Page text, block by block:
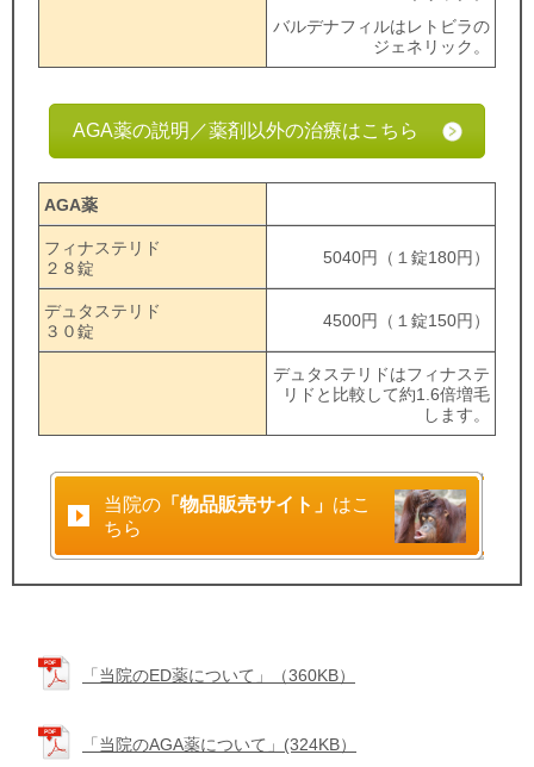
バルデナフィルはレトビラの
ジェネリック。
AGA薬の説明／薬剤以外の治療はこちら
AGA薬
フィナステリド
２８錠
5040円（１錠180円）
デュタステリド
３０錠
4500円（１錠150円）
デュタステリドはフィナステ
リドと比較して約1.6倍増毛
します。
当院の「物品販売サイト」 はこ
ちら
「当院のED薬について」（360KB）
「当院のAGA薬について」(324KB）